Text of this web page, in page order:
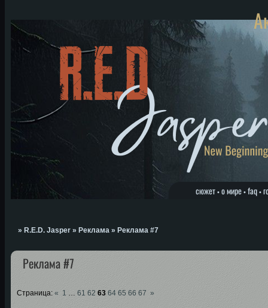
сюжет• о мире• faq•
» R.E.D. Jasper » Реклама » Реклама #7
Реклама #7
Страница: « 1 … 61 62 63 64 65 66 67 »